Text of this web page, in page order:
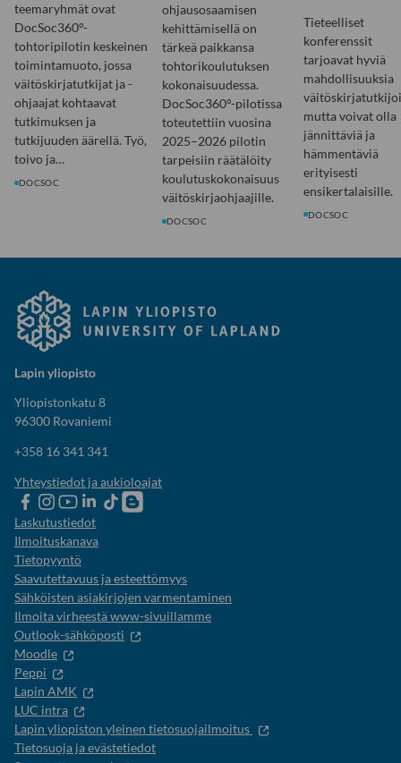
teemaryhmät ovat
DocSoc360°-
tohtoripilotin keskeinen
toimintamuoto, jossa
väitöskirjatutkijat ja -
ohjaajat kohtaavat
tutkimuksen ja
tutkijuuden äärellä. Työ,
toivo ja…
DOCSOC
ohjausosaamisen
kehittämisellä on
tärkeä paikkansa
tohtorikoulutuksen
kokonaisuudessa.
DocSoc360°-pilotissa
toteutettiin vuosina
2025–2026 pilotin
tarpeisiin räätälöity
koulutuskokonaisuus
väitöskirjaohjaajille.
DOCSOC
Tieteelliset
konferenssit
tarjoavat hyviä
mahdollisuuksia
mutta voivat olla
jännittäviä ja
hämmentäviä
erityisesti
ensikertalaisille.
DOCSOC
Lapin yliopisto
Yliopistonkatu 8
96300 Rovaniemi
+358 16 341 341
Yhteystiedot ja aukioloajat
Lapin
yliopiston
Facebook
Lapin
yliopiston
instagram-
tili
Lapin
yliopiston
Youtube-
kanava
Lapin
yliopisto
Linkedinissä
LapinOpiskelijaelämää-
Laskutustiedot
Ilmoituskanava
Tietopyyntö
Saavutettavuus ja esteettömyys
Sähköisten asiakirjojen varmentaminen
Ilmoita virheestä www-sivuillamme
Outlook-sähköposti
Moodle
Peppi
Lapin AMK
LUC intra
Lapin yliopiston yleinen tietosuojailmoitus
Tietosuoja ja evästetiedot